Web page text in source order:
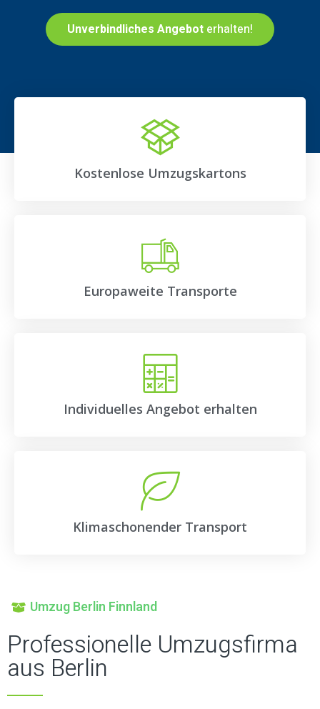
Unverbindliches Angebot erhalten!
Kostenlose Umzugskartons
Europaweite Transporte
Individuelles Angebot erhalten
Klimaschonender Transport
Umzug Berlin Finnland
Professionelle Umzugsfirma
aus Berlin